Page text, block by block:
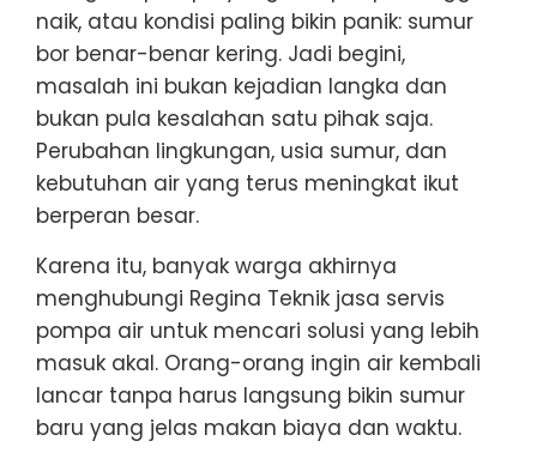
naik, atau kondisi paling bikin panik: sumur
bor benar-benar kering. Jadi begini,
masalah ini bukan kejadian langka dan
bukan pula kesalahan satu pihak saja.
Perubahan lingkungan, usia sumur, dan
kebutuhan air yang terus meningkat ikut
berperan besar.
Karena itu, banyak warga akhirnya
menghubungi Regina Teknik jasa servis
pompa air untuk mencari solusi yang lebih
masuk akal. Orang-orang ingin air kembali
lancar tanpa harus langsung bikin sumur
baru yang jelas makan biaya dan waktu.